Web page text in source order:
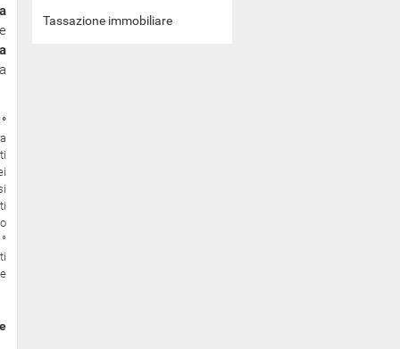
Tassazione immobiliare